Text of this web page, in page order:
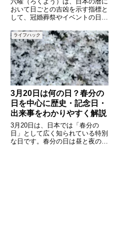
おいて日ごとの吉凶を示す指標と
して、冠婚葬祭やイベントの日取
に活用されています。本記事で
は、2025年5月の六曜カレンダー
を日別に紹介しつつ、六曜の意味
や活用の仕方、注意点などをわ
ライフハック
3月20日は何の日？春分の
日を中心に歴史・記念日・
出来事をわかりやすく解説
3月20日は、日本では「春分の
日」として広く知られている特別
な日です。春分の日は昼と夜の長